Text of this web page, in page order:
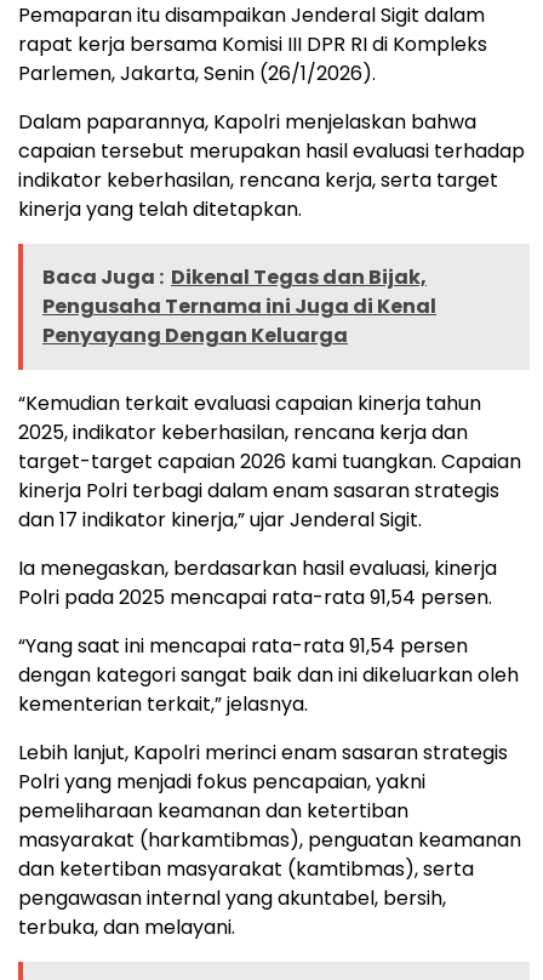
Pemaparan itu disampaikan Jenderal Sigit dalam
rapat kerja bersama Komisi III DPR RI di Kompleks
Parlemen, Jakarta, Senin (26/1/2026).
Dalam paparannya, Kapolri menjelaskan bahwa
capaian tersebut merupakan hasil evaluasi terhadap
indikator keberhasilan, rencana kerja, serta target
kinerja yang telah ditetapkan.
Baca Juga : Dikenal Tegas dan Bijak,
Pengusaha Ternama ini Juga di Kenal
Penyayang Dengan Keluarga
“Kemudian terkait evaluasi capaian kinerja tahun
2025, indikator keberhasilan, rencana kerja dan
target-target capaian 2026 kami tuangkan. Capaian
kinerja Polri terbagi dalam enam sasaran strategis
dan 17 indikator kinerja,” ujar Jenderal Sigit.
Ia menegaskan, berdasarkan hasil evaluasi, kinerja
Polri pada 2025 mencapai rata-rata 91,54 persen.
“Yang saat ini mencapai rata-rata 91,54 persen
dengan kategori sangat baik dan ini dikeluarkan oleh
kementerian terkait,” jelasnya.
Lebih lanjut, Kapolri merinci enam sasaran strategis
Polri yang menjadi fokus pencapaian, yakni
pemeliharaan keamanan dan ketertiban
masyarakat (harkamtibmas), penguatan keamanan
dan ketertiban masyarakat (kamtibmas), serta
pengawasan internal yang akuntabel, bersih,
terbuka, dan melayani.